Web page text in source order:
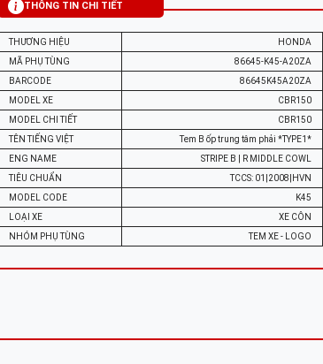
THÔNG TIN CHI TIẾT
THƯƠNG HIỆU
HONDA
MÃ PHỤ TÙNG
86645-K45-A20ZA
BARCODE
86645K45A20ZA
MODEL XE
CBR150
MODEL CHI TIẾT
CBR150
TÊN TIẾNG VIỆT
Tem B ốp trung tâm phải *TYPE1*
ENG NAME
STRIPE B | R MIDDLE COWL
TIÊU CHUẨN
TCCS: 01|2008|HVN
MODEL CODE
K45
LOẠI XE
XE CÔN
NHÓM PHỤ TÙNG
TEM XE - LOGO